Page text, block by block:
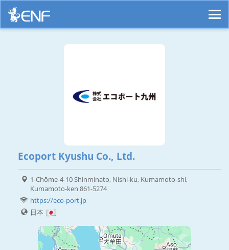
Ecoport Kyushu Co., Ltd.
1-Chōme-4-10 Shinminato, Nishi-ku, Kumamoto-shi,
Kumamoto-ken 861-5274
https://eco-port.jp
日本